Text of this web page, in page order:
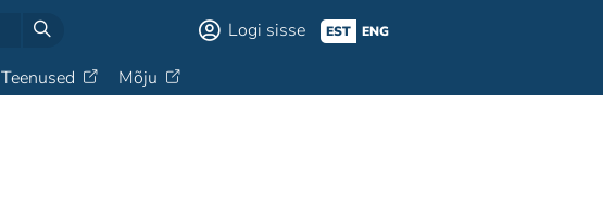
Logi sisse EST ENG
Teenused Mõju